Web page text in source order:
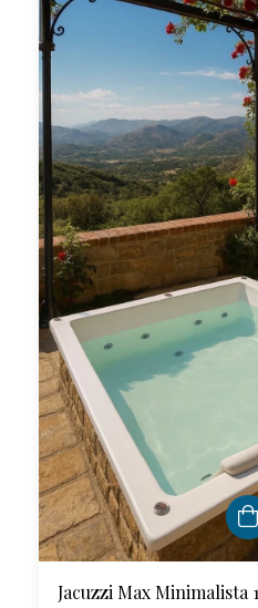
Jacuzzi Max Minimalista